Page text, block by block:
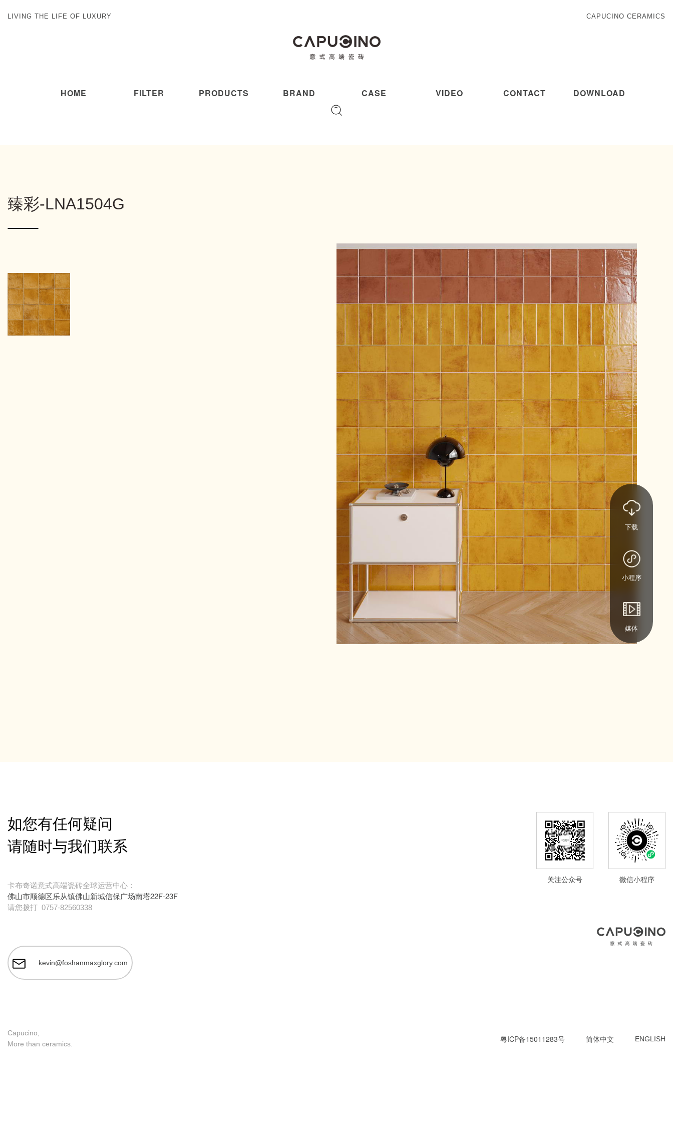
LIVING THE LIFE OF LUXURY CAPUCINO CERAMICS
HOME FILTER PRODUCTS BRAND CASE VIDEO CONTACT DOWNLOAD
臻彩-LNA1504G
如您有任何疑问
请随时与我们联系
卡布奇诺意式高端瓷砖全球运营中心：
佛山市顺德区乐从镇佛山新城信保广场南塔22F-23F
请您拨打 0757-82560338
kevin@foshanmaxglory.com
关注公众号 微信小程序
Capucino,
More than ceramics.
粤ICP备15011283号 简体中文 ENGLISH
下载
小程序
媒体